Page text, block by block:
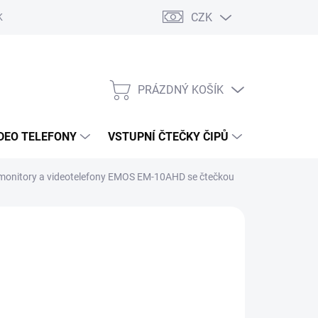
OCHRANY CZK
NÁKUPNÍ
PRÁZDNÝ KOŠÍK
TELEFONY VSTUPNÍ ČTEČKY ČIPŮ
a videotelefony EMOS EM-10AHD se čtečkou